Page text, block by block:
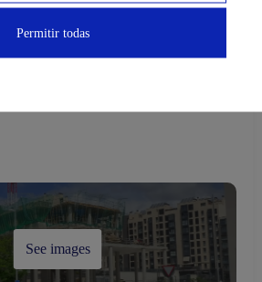
See images
Permitir todas